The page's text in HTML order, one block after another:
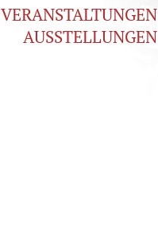
VERANSTALTUNGEN
AUSSTELLUNGEN